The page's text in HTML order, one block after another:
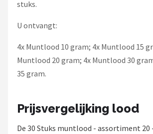
stuks.
U ontvangt:
4x Muntlood 10 gram; 4x Muntlood 15
Muntlood 20 gram; 4x Muntlood 30
35 gram.
Prijsvergelijking lood
De 30 Stuks muntlood - assortiment 20